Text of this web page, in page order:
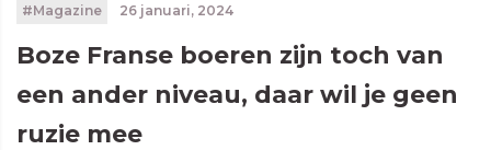
#Magazine 26 januari, 2024
Boze Franse boeren zijn toch van
een ander niveau, daar wil je geen
ruzie mee